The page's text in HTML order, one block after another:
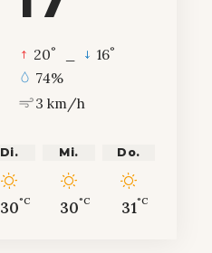
20° 16°
74%
3 km/h
Di.
30°C
Mi.
30°C
Do.
31°C